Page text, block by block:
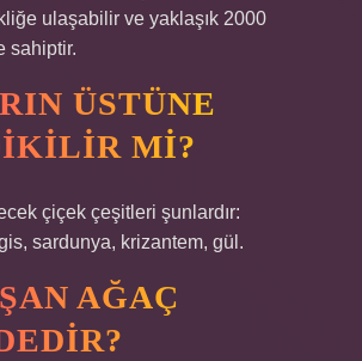
ulaşabilir ve yaklaşık 2000
sahiptir.
ÜSTÜNE
MI?
çiçek çeşitleri şunlardır:
sardunya, krizantem, gül.
AĞAÇ